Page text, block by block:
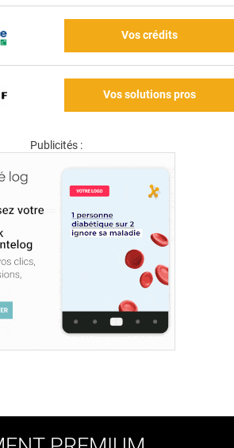
Vos crédits
Vos solutions pros
Publicités :